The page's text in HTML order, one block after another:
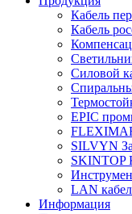
Кабель
Кабель
Силовой
EPIC
SILVYN
SKINTOP
LAN
Информация